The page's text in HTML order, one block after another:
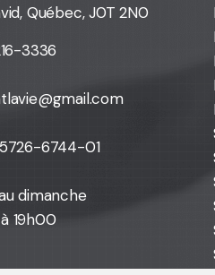
Québec, J0T 2N0
3336
5726-6744-01
dimanche
19h00